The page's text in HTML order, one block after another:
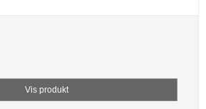
Vis produkt